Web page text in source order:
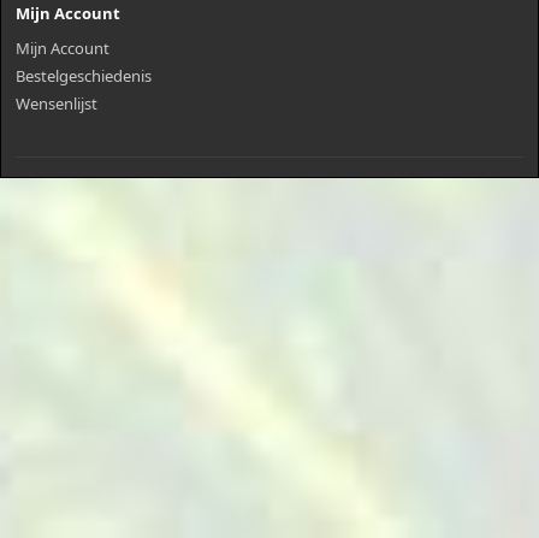
Mijn Account
Mijn Account
Bestelgeschiedenis
Wensenlijst